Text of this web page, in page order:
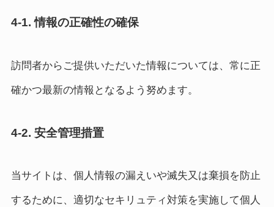
4-1. 情報の正確性の確保
訪問者からご提供いただいた情報については、常に正
確かつ最新の情報となるよう努めます。
4-2. 安全管理措置
当サイトは、個人情報の漏えいや滅失又は棄損を防止
するために、適切なセキリュティ対策を実施して個人